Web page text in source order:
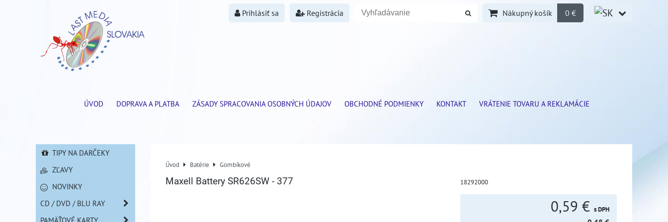
Prihlásiť sa Registrácia Nákupný košík 0 €
ÚVOD DOPRAVA A PLATBA ZÁSADY SPRACOVANIA OSOBNÝCH ÚDAJOV OBCHODNÉ PODMIENKY KONTAKT VRÁTENIE TOVARU A REKLAMÁCIE
Úvod Batérie Gombíkové
Maxell Battery SR626SW - 377 18292000
0,59 € s DPH
TIPY NA DARČEKY
ZĽAVY
NOVINKY
CD / DVD / BLU RAY
PAMÄŤOVÉ KARTY